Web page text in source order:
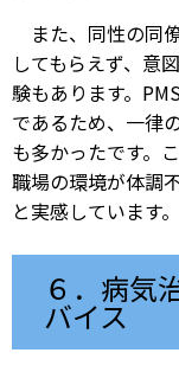
また、同性の同
してもらえず、意
験もあります。
であるため、一律
も多かったです。
職場の環境が体調
と実感しています。
６．病気
バイス